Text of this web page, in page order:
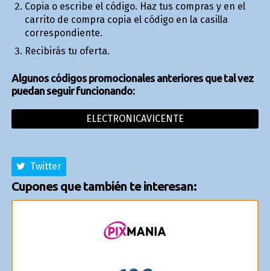
Copia o escribe el código. Haz tus compras y en el
carrito de compra copia el código en la casilla
correspondiente.
Recibirás tu oferta.
Algunos códigos promocionales anteriores que tal vez
puedan seguir funcionando:
ELECTRONICAVICENTE
Twitter
Cupones que también te interesan: